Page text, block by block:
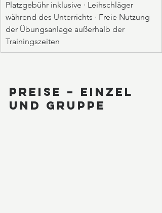
Platzgebühr inklusive · Leihschläger
während des Unterrichts · Freie Nutzung
der Übungsanlage außerhalb der
Trainingszeiten
Preise – Einzel
und Gruppe